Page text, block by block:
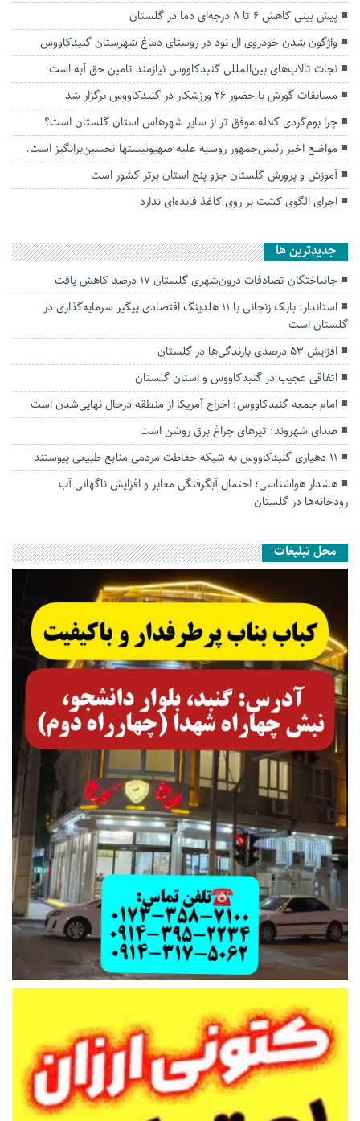
پیش بینی کاهش ۶ تا ۸ درجه‌ای دما در گلستان
واژگون شدن خودروی ال نود در روستای دماغ شهرستان گنبدکاووس
نجات تالاب‌های بین‌المللی گنبدکاووس نیازمند تامین حق آبه است
مسابقات گورش با حضور ۲۶ ورزشکار در گنبدکاووس برگزار شد
چرا بوم‌گردی کلاله موفق تر از سایر شهرهاس استان گلستان است؟
مواضع اخیر رئیس‌جمهور روسیه علیه صهیونیستها تحسین‌برانگیز است.
آموزش و پرورش گلستان جزو پنج استان برتر کشور است
اجرای الگوی کشت بر روی کاغذ فایده‌ای ندارد
جديدترين ها
جانباختگان تصادفات درون‌شهری گلستان ۱۷ درصد کاهش یافت
استاندار: بابک زنجانی با ۱۱ هلدینگ اقتصادی پیگیر سرمایه‌گذاری در
گلستان است
افزایش ۵۳ درصدی بارندگی‌ها در گلستان
اتفاقی عجیب در‌ گنبدکاووس و استان گلستان
امام جمعه گنبدکاووس: اخراج آمریکا از منطقه درحال نهایی‌شدن است
صدای شهروند: تیرهای چراغ برق روشن است
۱۱ دهیاری گنبدکاووس به شبکه حفاظت مردمی منابع طبیعی پیوستند
هشدار هواشناسی؛ احتمال آبگرفتگی معابر و افزایش ناگهانی آب
رودخانه‌ها در گلستان
محل تبلیغات